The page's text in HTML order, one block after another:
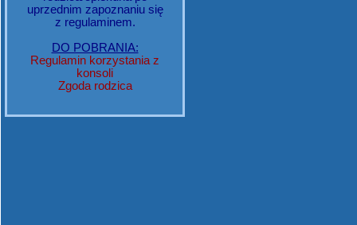
uprzednim zapoznaniu się
z regulaminem.
DO POBRANIA:
Regulamin korzystania z
konsoli
Zgoda rodzica